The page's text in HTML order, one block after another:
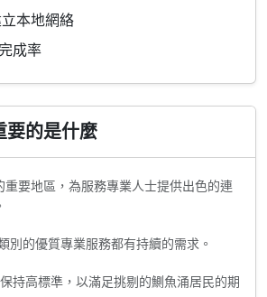
本地網絡
成率
要的是什麼
重要地區，為服務專業人士提供出色的連
別的優質專業服務都有持續的需求。
持高標準，以滿足挑剔的鰂魚涌居民的期